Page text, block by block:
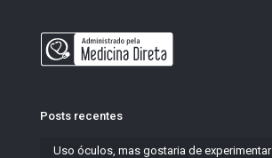
Posts recentes
Uso óculos, mas gostaria de experimentar